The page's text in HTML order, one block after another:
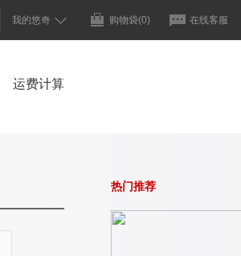
我的悠奇 购物袋(0) 在线客服
运费计算
热门推荐